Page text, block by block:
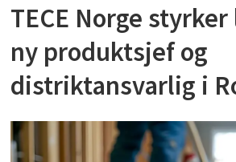
TECE Norge
ny produktsjef og
distriktansvarlig i